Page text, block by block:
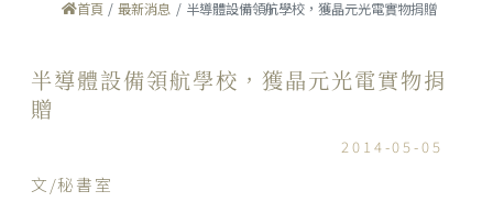
首頁 最新消息 半導體設備領航學校，獲晶元光電實物捐贈
半導體設備領航學校，獲晶元光電實物捐
贈
2014-05-05
文/秘書室